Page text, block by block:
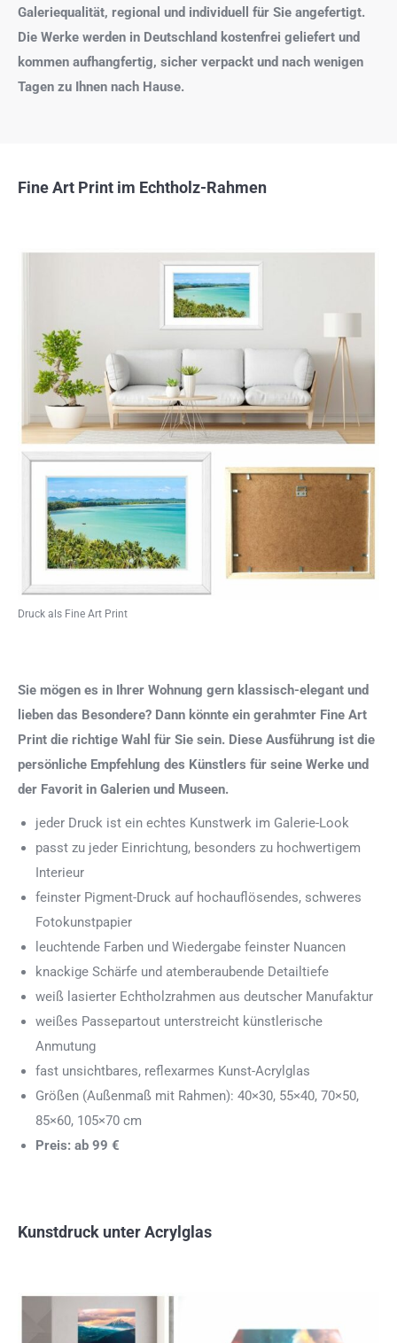
Galeriequalität, regional und individuell für Sie angefertigt.
Die Werke werden in Deutschland kostenfrei geliefert und
kommen aufhangfertig, sicher verpackt und nach wenigen
Tagen zu Ihnen nach Hause.
Fine Art Print im Echtholz-Rahmen
Druck als Fine Art Print
Sie mögen es in Ihrer Wohnung gern klassisch-elegant und
lieben das Besondere? Dann könnte ein gerahmter Fine Art
Print die richtige Wahl für Sie sein. Diese Ausführung ist die
persönliche Empfehlung des Künstlers für seine Werke und
der Favorit in Galerien und Museen.
jeder Druck ist ein echtes Kunstwerk im Galerie-Look
passt zu jeder Einrichtung, besonders zu hochwertigem
Interieur
feinster Pigment-Druck auf hochauflösendes, schweres
Fotokunstpapier
leuchtende Farben und Wiedergabe feinster Nuancen
knackige Schärfe und atemberaubende Detailtiefe
weiß lasierter Echtholzrahmen aus deutscher Manufaktur
weißes Passepartout unterstreicht künstlerische
Anmutung
fast unsichtbares, reflexarmes Kunst-Acrylglas
Größen (Außenmaß mit Rahmen): 40×30, 55×40, 70×50,
85×60, 105×70 cm
Preis: ab 99 €
Kunstdruck unter Acrylglas